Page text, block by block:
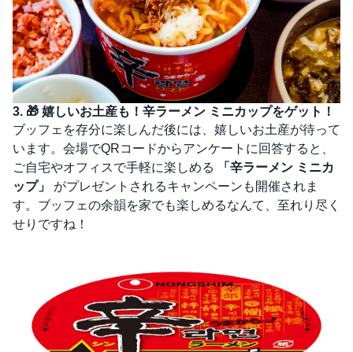
3. 🎁 嬉しいお土産も！辛ラーメン ミニカップをゲット！
ブッフェを存分に楽しんだ後には、嬉しいお土産が待って
います。会場でQRコードからアンケートに回答すると、
ご自宅やオフィスで手軽に楽しめる
「辛ラーメン ミニカ
ップ」
がプレゼントされるキャンペーンも開催されま
す。ブッフェの余韻を家でも楽しめるなんて、至れり尽く
せりですね！